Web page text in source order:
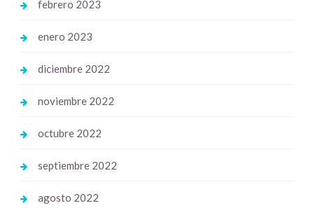
febrero 2023
enero 2023
diciembre 2022
noviembre 2022
octubre 2022
septiembre 2022
agosto 2022